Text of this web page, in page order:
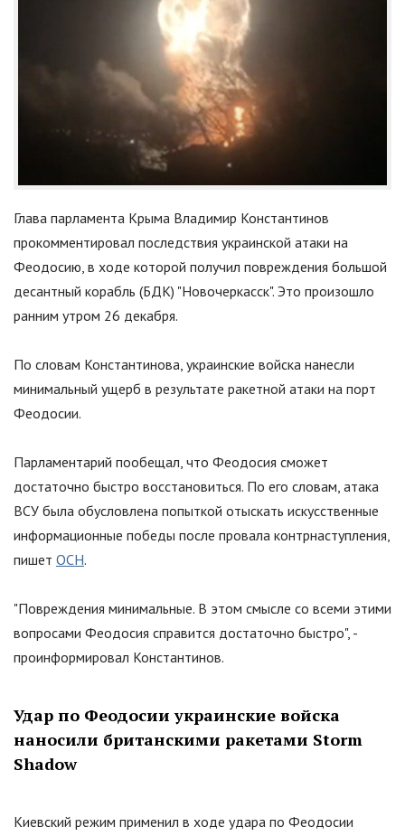
Глава парламента Крыма Владимир Константинов
прокомментировал последствия украинской атаки на
Феодосию, в ходе которой получил повреждения большой
десантный корабль (БДК) "Новочеркасск". Это произошло
ранним утром 26 декабря.
По словам Константинова, украинские войска нанесли
минимальный ущерб в результате ракетной атаки на порт
Феодосии.
Парламентарий пообещал, что Феодосия сможет
достаточно быстро восстановиться. По его словам, атака
ВСУ была обусловлена попыткой отыскать искусственные
информационные победы после провала контрнаступления,
пишет ОСН.
"Повреждения минимальные. В этом смысле со всеми этими
вопросами Феодосия справится достаточно быстро", -
проинформировал Константинов.
Удар по Феодосии украинские войска
наносили британскими ракетами Storm
Shadow
Киевский режим применил в ходе удара по Феодосии